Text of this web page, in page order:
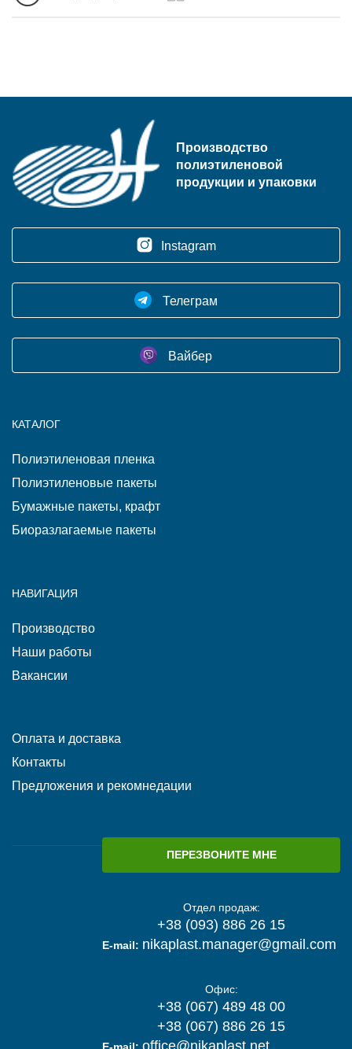
Производство
полиэтиленовой
продукции и упаковки
Instagram
Телеграм
Вайбер
КАТАЛОГ
Полиэтиленовая пленка
Полиэтиленовые пакеты
Бумажные пакеты, крафт
Биоразлагаемые пакеты
НАВИГАЦИЯ
Производство
Наши работы
Вакансии
Оплата и доставка
Контакты
Предложения и рекомнедации
ПЕРЕЗВОНИТЕ МНЕ
Отдел продаж:
+38 (093) 886 26 15
E-mail: nikaplast.manager@gmail.com
Офис:
+38 (067) 489 48 00
+38 (067) 886 26 15
office@nikaplast.net